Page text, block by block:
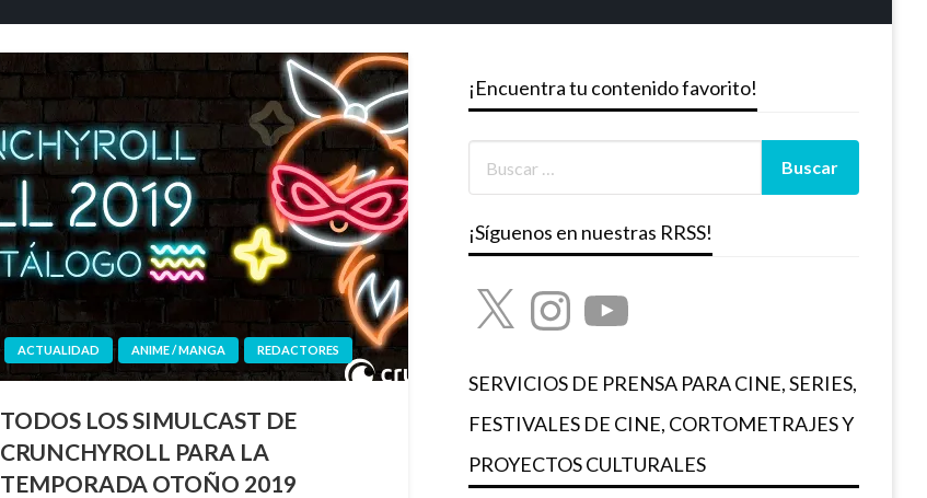
ACTUALIDAD ANIME / MANGA REDACTORES
TODOS LOS SIMULCAST DE
CRUNCHYROLL PARA LA
TEMPORADA OTOÑO 2019
¡Encuentra tu contenido favorito!
¡Síguenos en nuestras RRSS!
X InstagramYouTube
SERVICIOS DE PRENSA PARA CINE, SERIES,
FESTIVALES DE CINE, CORTOMETRAJES Y
PROYECTOS CULTURALES